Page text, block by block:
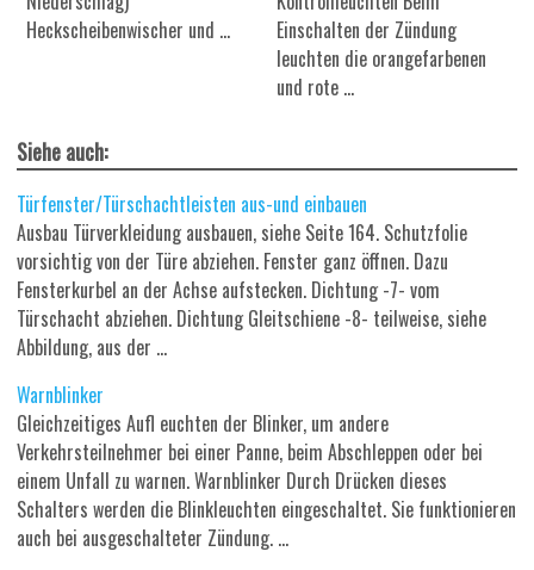
Heckscheibenwischer und ...
Einschalten der Zündung
leuchten die orangefarbenen
und rote ...
Siehe auch:
Türfenster/Türschachtleisten aus-und einbauen
Ausbau Türverkleidung ausbauen, siehe Seite 164. Schutzfolie
vorsichtig von der Türe abziehen. Fenster ganz öffnen. Dazu
Fensterkurbel an der Achse aufstecken. Dichtung -7- vom
Türschacht abziehen. Dichtung Gleitschiene -8- teilweise, siehe
Abbildung, aus der ...
Warnblinker
Gleichzeitiges Aufl euchten der Blinker, um andere
Verkehrsteilnehmer bei einer Panne, beim Abschleppen oder bei
einem Unfall zu warnen. Warnblinker Durch Drücken dieses
Schalters werden die Blinkleuchten eingeschaltet. Sie funktionieren
auch bei ausgeschalteter Zündung. ...